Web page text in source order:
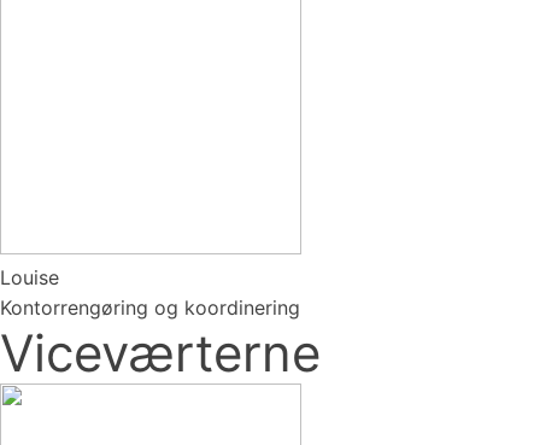
Louise
Kontorrengøring og koordinering
Viceværterne